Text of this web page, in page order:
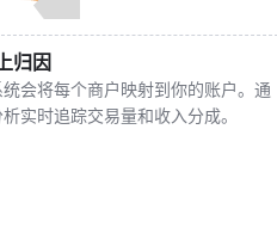
归因
会将每个商户映射到你的账户。通
实时追踪交易量和收入分成。